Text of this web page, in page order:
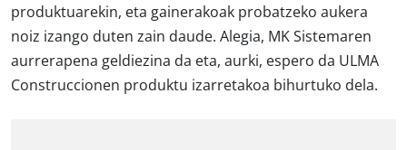
produktuarekin, eta gainerakoak probatzeko aukera
noiz izango duten zain daude. Alegia, MK Sistemaren
aurrerapena geldiezina da eta, aurki, espero da ULMA
Construccionen produktu izarretakoa bihurtuko dela.